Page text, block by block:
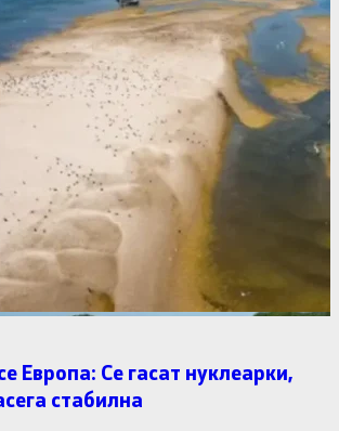
Европа: Се гасат нуклеарки,
стабилна